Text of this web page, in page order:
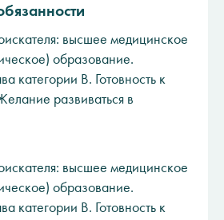
высшее медицинское
образование.
категории B. Готовность к
развиваться в
высшее медицинское
образование.
категории B. Готовность к